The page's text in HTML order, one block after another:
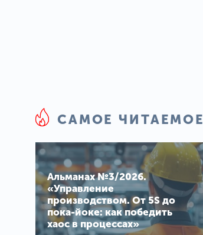
САМОЕ ЧИТАЕМОЕ
Альманах №3/2026.
«Управление
производством. От 5S до
пока-йоке: как победить
хаос в процессах»